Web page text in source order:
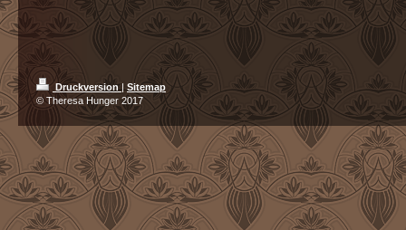
Druckversion | Sitemap
© Theresa Hunger 2017